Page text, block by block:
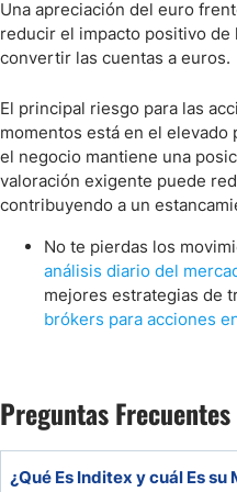
Una apreciación del euro
reducir el impacto positivo de
convertir las cuentas a euros.
El principal riesgo para las
momentos está en el elevado
el negocio mantiene una
valoración exigente puede
contribuyendo a un
No te pierdas los
análisis diario del
mejores estrategias de
brókers para acciones
Preguntas Frecuentes
¿Qué Es Inditex y cuál Es